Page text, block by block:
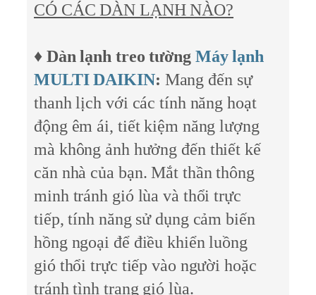
CÓ CÁC DÀN LẠNH NÀO?
♦ Dàn lạnh treo tường Máy lạnh
MULTI DAIKIN: Mang đến sự
thanh lịch với các tính năng hoạt
động êm ái, tiết kiệm năng lượng
mà không ảnh hưởng đến thiết kế
căn nhà của bạn. Mắt thần thông
minh tránh gió lùa và thổi trực
tiếp, tính năng sử dụng cảm biến
hồng ngoại để điều khiển luồng
gió thổi trực tiếp vào người hoặc
tránh tình trạng gió lùa.